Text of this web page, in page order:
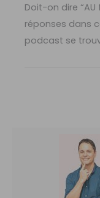
Doit-on dire “AU
réponses dans
podcast se